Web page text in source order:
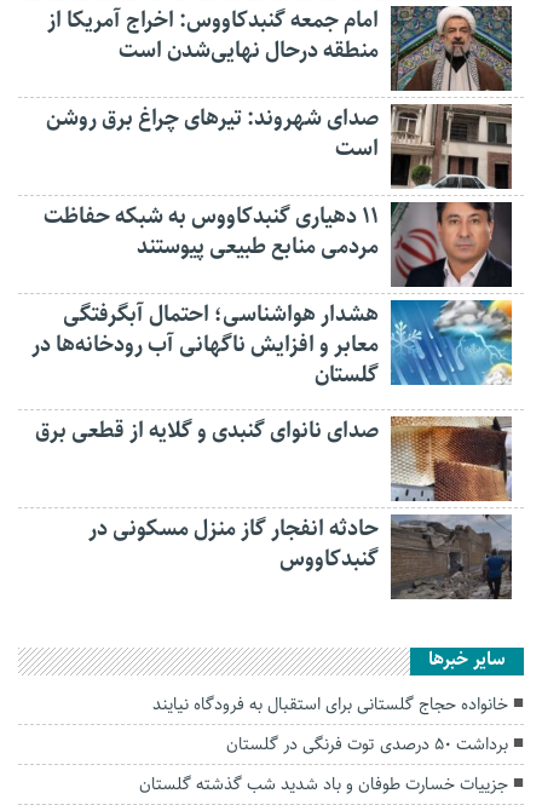
امام جمعه گنبدکاووس: اخراج آمریکا از
منطقه درحال نهایی‌شدن است
صدای شهروند: تیرهای چراغ برق روشن
است
۱۱ دهیاری گنبدکاووس به شبکه حفاظت
مردمی منابع طبیعی پیوستند
هشدار هواشناسی؛ احتمال آبگرفتگی
معابر و افزایش ناگهانی آب رودخانه‌ها در
گلستان
صدای نانوای گنبدی و گلایه از قطعی برق
حادثه انفجار گاز منزل مسکونی در
گنبدکاووس
سایر خبرها
خانواده حجاج گلستانی برای استقبال به فرودگاه نیایند
برداشت ۵۰ درصدی توت فرنگی در گلستان
جزییات خسارت طوفان و باد شدید شب گذشته گلستان